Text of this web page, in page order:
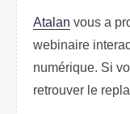
Atalan vous a
webinaire
numérique. Si
retrouver le